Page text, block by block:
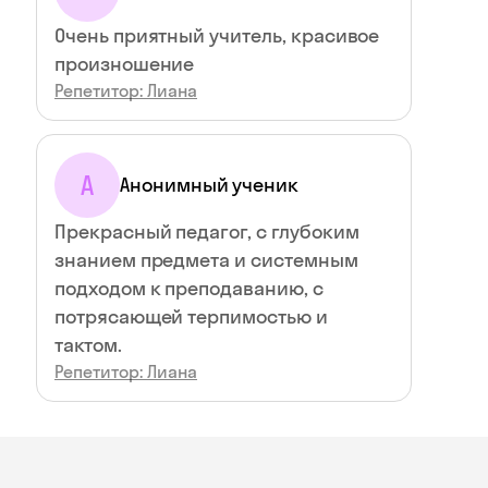
Очень приятный учитель, красивое
произношение
Репетитор: Лиана
А
Анонимный ученик
Прекрасный педагог, с глубоким
знанием предмета и системным
подходом к преподаванию, с
потрясающей терпимостью и
тактом.
Репетитор: Лиана